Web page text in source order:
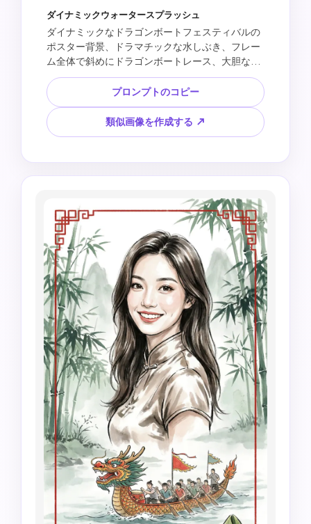
ダイナミックウォータースプラッシュ
ダイナミックなドラゴンボートフェスティバルの
ポスター背景、ドラマチックな水しぶき、フレー
ム全体で斜めにドラゴンボートレース、大胆な赤
と金のフェスティバルアクセント、竹の葉の動き
の形、エネルギッシュなアクション構成、上部に
空白のコピースペース、読みやすいテキスト、ロ
ゴ、公式マーク、コピーされたポスターレイアウ
トをデザインします。
プロンプトのコピー
類似画像を作成する ↗